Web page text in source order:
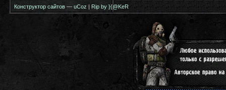
Конструктор сайтов — uCoz | Rip by }{@KeR